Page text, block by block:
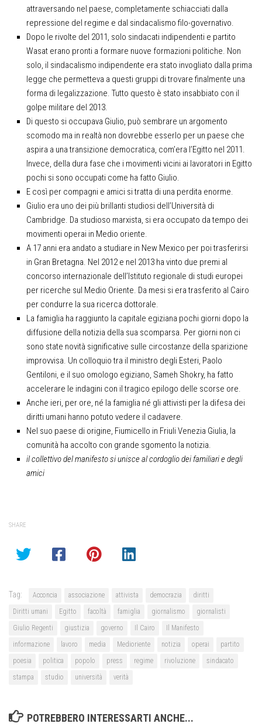
attraversando nel paese, completamente schiacciati dalla
repressione del regime e dal sindacalismo filo-governativo.
Dopo le rivolte del 2011, solo sindacati indipendenti e partito
Wasat erano pronti a formare nuove formazioni politiche. Non
solo, il sindacalismo indipendente era stato invogliato dalla prima
legge che permetteva a questi gruppi di trovare finalmente una
forma di legalizzazione. Tutto questo è stato insabbiato con il
golpe militare del 2013.
Di questo si occupava Giulio, può sembrare un argomento
scomodo ma in realtà non dovrebbe esserlo per un paese che
aspira a una transizione democratica, com’era l’Egitto nel 2011.
Invece, della dura fase che i movimenti vicini ai lavoratori in Egitto
pochi si sono occupati come ha fatto Giulio.
E così per compagni e amici si tratta di una perdita enorme.
Giulio era uno dei più brillanti studiosi dell’Università di
Cambridge. Da studioso marxista, si era occupato da tempo dei
movimenti operai in Medio oriente.
A 17 anni era andato a studiare in New Mexico per poi trasferirsi
in Gran Bretagna. Nel 2012 e nel 2013 ha vinto due premi al
concorso internazionale dell’Istituto regionale di studi europei
per ricerche sul Medio Oriente. Da mesi si era trasferito al Cairo
per condurre la sua ricerca dottorale.
La famiglia ha raggiunto la capitale egiziana pochi giorni dopo la
diffusione della notizia della sua scomparsa. Per giorni non ci
sono state novità significative sulle circostanze della sparizione
improvvisa. Un colloquio tra il ministro degli Esteri, Paolo
Gentiloni, e il suo omologo egiziano, Sameh Shokry, ha fatto
accelerare le indagini con il tragico epilogo delle scorse ore.
Anche ieri, per ore, né la famiglia né gli attivisti per la difesa dei
diritti umani hanno potuto vedere il cadavere.
Nel suo paese di origine, Fiumicello in Friuli Venezia Giulia, la
comunità ha accolto con grande sgomento la notizia.
il collettivo del manifesto si unisce al cordoglio dei familiari e degli
amici
SHARE
Tag: Acconcia associazione attivista democrazia
diritti
Diritti umani
Egitto facoltà famiglia giornalismo
giornalisti
Giulio Regenti
giustizia governo Il Cairo
Il Manifesto
informazione
lavoro media Medioriente notizia operai
partito
poesia
politica popolo press regime rivoluzione
sindacato
stampa
studio università verità
POTREBBERO INTERESSARTI ANCHE...